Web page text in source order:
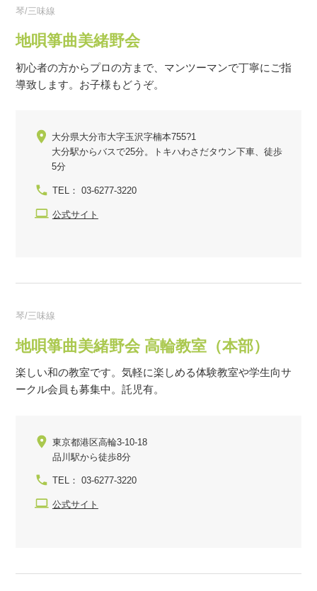
琴/三味線
地唄箏曲美緒野会
初心者の方からプロの方まで、マンツーマンで丁寧にご指
導致します。お子様もどうぞ。
大分県大分市大字玉沢字楠本755?1
大分駅からバスで25分。トキハわさだタウン下車、徒歩
5分
TEL： 03-6277-3220
公式サイト
琴/三味線
地唄箏曲美緒野会 高輪教室（本部）
楽しい和の教室です。気軽に楽しめる体験教室や学生向サ
ークル会員も募集中。託児有。
東京都港区高輪3-10-18
品川駅から徒歩8分
TEL： 03-6277-3220
公式サイト